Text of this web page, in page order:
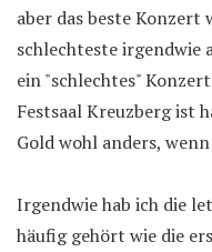
aber das beste Konzert
schlechteste irgendwie
ein "schlechtes"
Festsaal Kreuzberg ist
Gold wohl anders,
Irgendwie hab ich die
häufig gehört wie die